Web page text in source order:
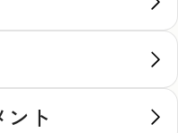
ト